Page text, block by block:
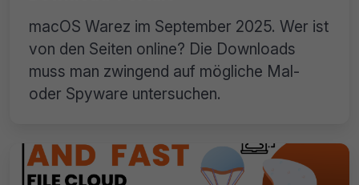
macOS Warez im September 2025. Wer ist
von den Seiten online? Die Downloads
muss man zwingend auf mögliche Mal-
oder Spyware untersuchen.